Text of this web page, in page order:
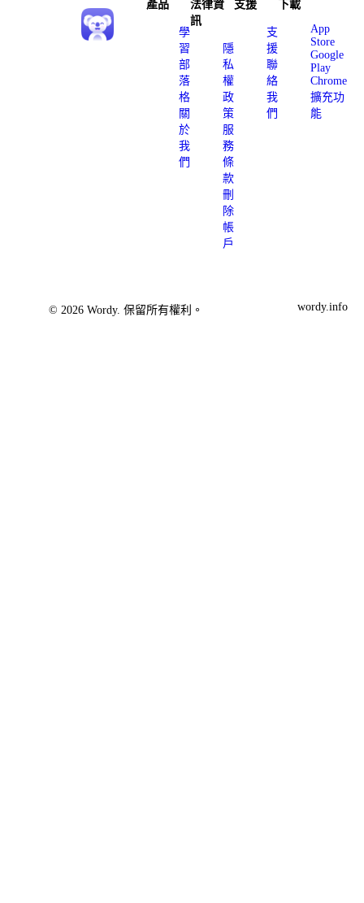
產品
學
習
部
落
格
關
於
我
們
法律資
訊
隱
私
權
政
策
服
務
條
款
刪
除
帳
戶
支援
支
援
聯
絡
我
們
下載
App
Store
Google
Play
Chrome
擴充功
能
© 2026 Wordy. 保留所有權利。 wordy.info